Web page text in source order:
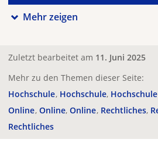
Mehr zeigen
Zuletzt bearbeitet am 11. Juni 2025
Mehr zu den Themen dieser Seite:
Hochschule Hochschule
Online Online Online Rechtliches
Rechtliches